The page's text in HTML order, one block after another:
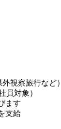
視察旅行など）
員対象）
ます
支給